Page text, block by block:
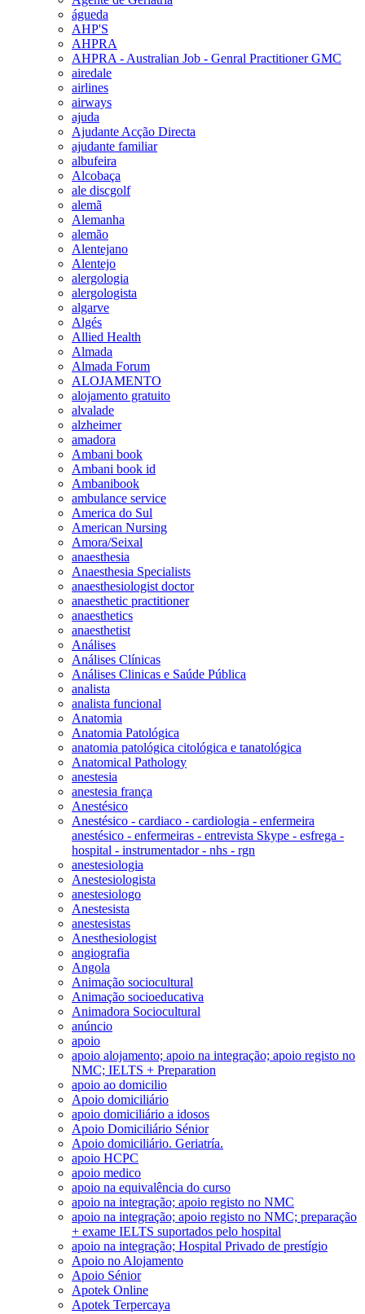
águeda
AHP'S
AHPRA
AHPRA - Australian Job - Genral Practitioner GMC
airedale
airlines
airways
ajuda
Ajudante Acção Directa
ajudante familiar
albufeira
Alcobaça
ale discgolf
alemã
Alemanha
alemão
Alentejano
Alentejo
alergologia
alergologista
algarve
Algés
Allied Health
Almada
Almada Forum
ALOJAMENTO
alojamento gratuito
alvalade
alzheimer
amadora
Ambani book
Ambani book id
Ambanibook
ambulance service
America do Sul
American Nursing
Amora/Seixal
anaesthesia
Anaesthesia Specialists
anaesthesiologist doctor
anaesthetic practitioner
anaesthetics
anaesthetist
Análises
Análises Clínicas
Análises Clinicas e Saúde Pública
analista
analista funcional
Anatomia
Anatomia Patológica
anatomia patológica citológica e tanatológica
Anatomical Pathology
anestesia
anestesia frança
Anestésico
Anestésico - cardiaco - cardiologia - enfermeira
anestésico - enfermeiras - entrevista Skype - esfrega -
hospital - instrumentador - nhs - rgn
anestesiologia
Anestesiologista
anestesiologo
Anestesista
anestesistas
Anesthesiologist
angiografia
Angola
Animação sociocultural
Animação socioeducativa
Animadora Sociocultural
anúncio
apoio
apoio alojamento; apoio na integração; apoio registo no
NMC; IELTS + Preparation
apoio ao domicilio
Apoio domiciliário
apoio domiciliário a idosos
Apoio Domiciliário Sénior
Apoio domiciliário. Geriatría.
apoio HCPC
apoio medico
apoio na equivalência do curso
apoio na integração; apoio registo no NMC
apoio na integração; apoio registo no NMC; preparação
+ exame IELTS suportados pelo hospital
apoio na integração; Hospital Privado de prestígio
Apoio no Alojamento
Apoio Sénior
Apotek Online
Apotek Terpercaya